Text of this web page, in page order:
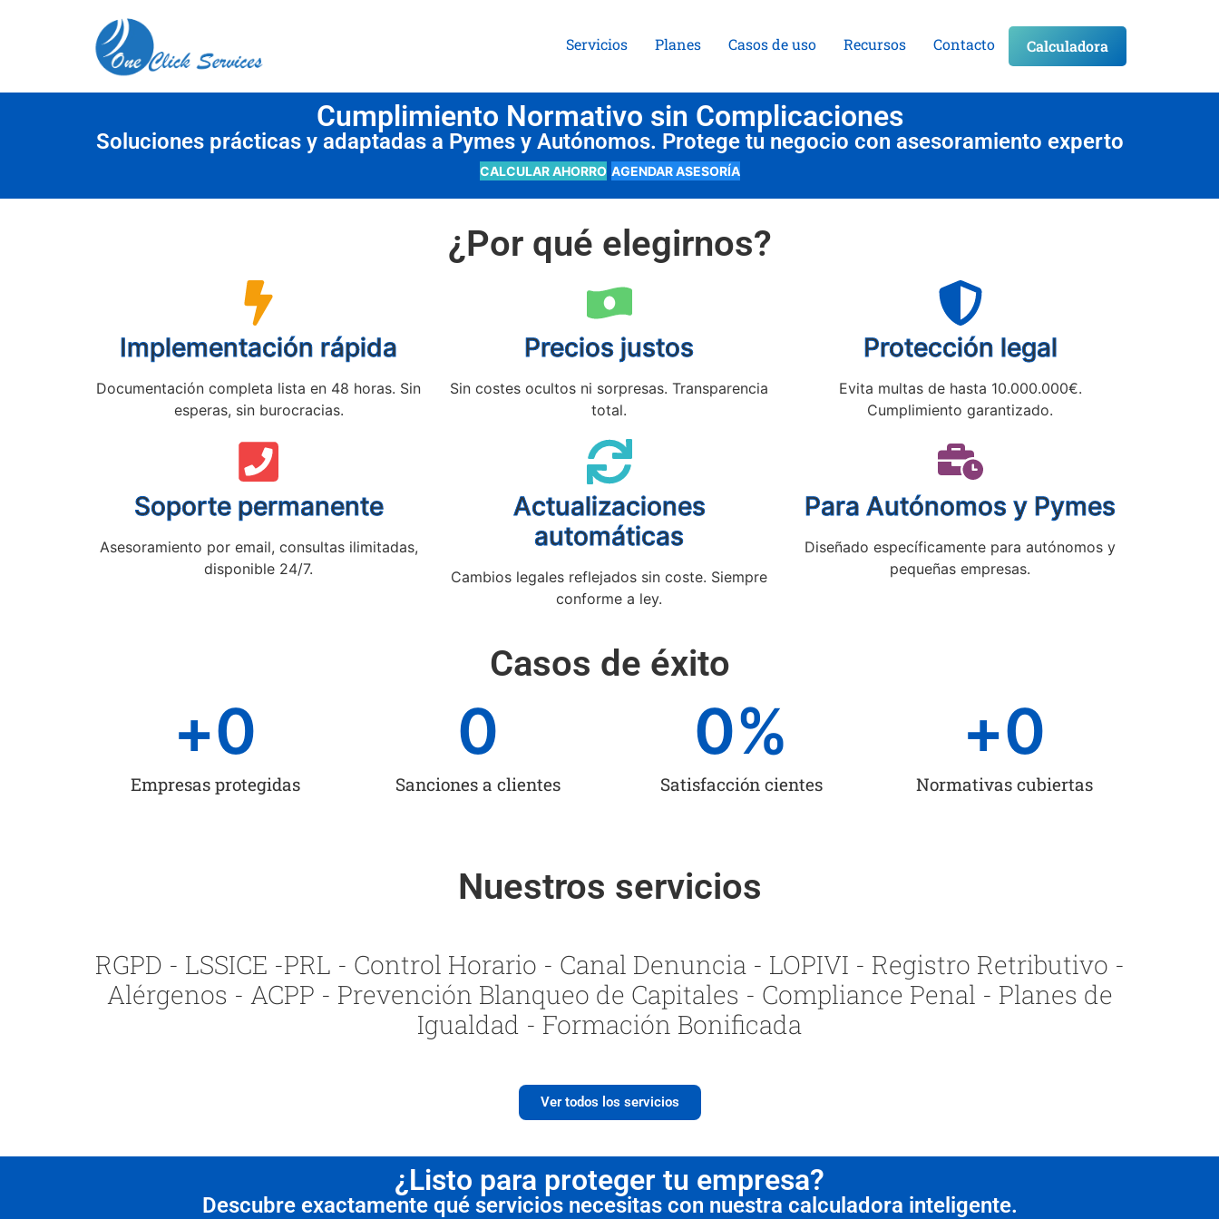
Servicios Planes Casos de uso Recursos Contacto Calculadora
Cumplimiento Normativo sin Complicaciones
Soluciones prácticas y adaptadas a Pymes y Autónomos. Protege tu negocio con asesoramiento experto
CALCULAR AHORRO AGENDAR ASESORÍA
¿Por qué elegirnos?
Implementación rápida
Documentación completa lista en 48 horas. Sin
esperas, sin burocracias.
Precios justos
Sin costes ocultos ni sorpresas. Transparencia
total.
Protección legal
Evita multas de hasta 10.000.000€.
Cumplimiento garantizado.
Soporte permanente
Asesoramiento por email, consultas ilimitadas,
disponible 24/7.
Actualizaciones
automáticas
Cambios legales reflejados sin coste. Siempre
conforme a ley.
Para Autónomos y Pymes
Diseñado específicamente para autónomos y
pequeñas empresas.
Casos de éxito
Empresas protegidas
+0
Sanciones a clientes
0
Satisfacción cientes
0%
Normativas cubiertas
+0
Nuestros servicios
RGPD - LSSICE -PRL - Control Horario - Canal Denuncia - LOPIVI - Registro Retributivo -
Alérgenos - ACPP - Prevención Blanqueo de Capitales - Compliance Penal - Planes de
Igualdad - Formación Bonificada
Ver todos los servicios
¿Listo para proteger tu empresa?
Descubre exactamente qué servicios necesitas con nuestra calculadora inteligente.